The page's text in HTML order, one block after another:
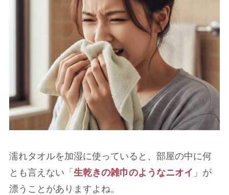
濡れタオルを加湿に使っていると、部屋の中に何
とも言えない「 生乾きの雑巾のようなニオイ 」が
漂うことがありますよね。